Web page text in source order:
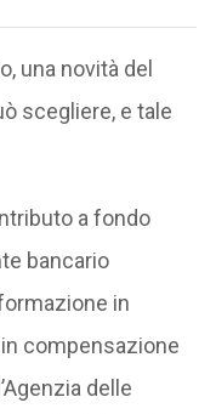
una novità del
scegliere, e tale
a fondo
bancario
in
compensazione
delle